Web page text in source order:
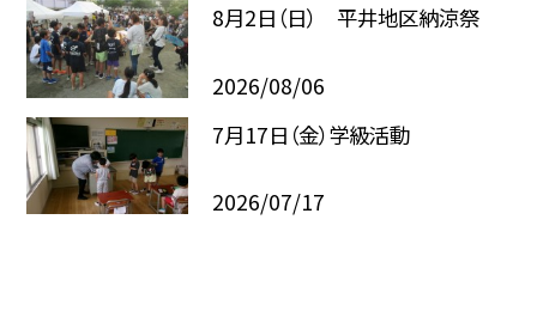
8月2日（日） 平井地区納涼祭
2026/08/06
7月17日（金）学級活動
2026/07/17